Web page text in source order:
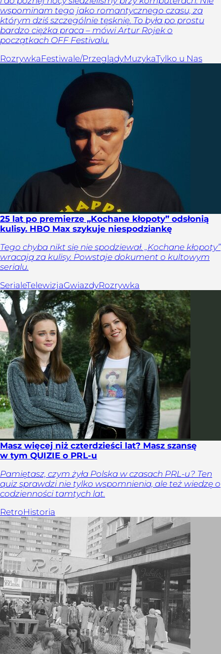
wspominam tego jako romantycznego czasu, za
którym dziś szczególnie tęsknię. To była po prostu
bardzo ciężka praca – mówi Artur Rojek o
początkach OFF Festivalu.
RozrywkaFestiwale/PrzeglądyMuzykaTylko u Nas
25 lat po premierze „Kochane kłopoty” odsłonią
kulisy. HBO Max szykuje niespodziankę
Tego chyba nikt się nie spodziewał. „Kochane kłopoty”
wracają za kulisy. Powstaje dokument o kultowym
serialu.
SerialeTelewizjaGwiazdyRozrywka
Masz więcej niż czterdzieści lat? Masz szansę
w tym QUIZIE o PRL-u
Pamiętasz, czym żyła Polska w czasach PRL-u? Ten
quiz sprawdzi nie tylko wspomnienia, ale też wiedzę o
codzienności tamtych lat.
RetroHistoria